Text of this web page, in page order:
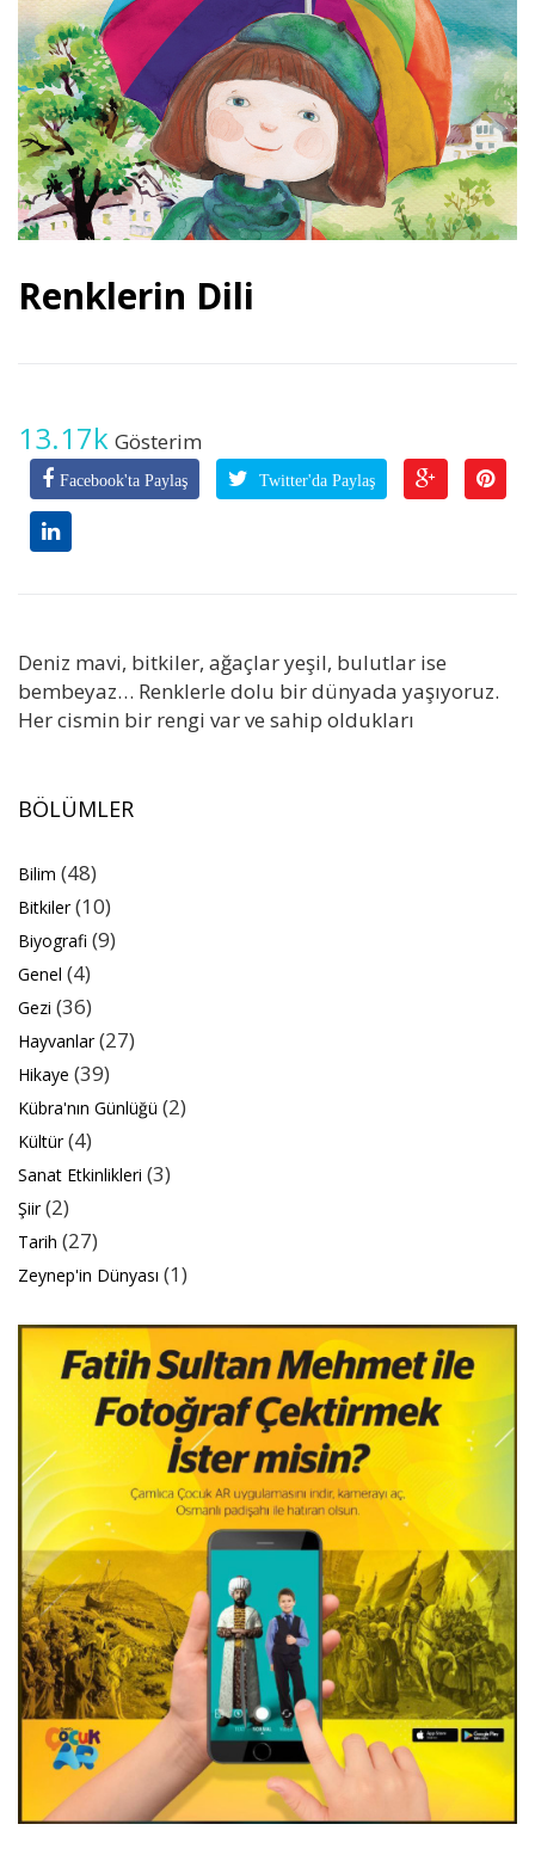
Renklerin Dili
13.17k Gösterim
Facebook'ta Paylaş Twitter'da Paylaş
Deniz mavi, bitkiler, ağaçlar yeşil, bulutlar ise
bembeyaz… Renklerle dolu bir dünyada yaşıyoruz.
Her cismin bir rengi var ve sahip oldukları
BÖLÜMLER
Bilim (48)
Bitkiler(10)
Biyografi (9)
Genel (4)
Gezi (36)
Hayvanlar(27)
Hikaye (39)
Kübra'nın Günlüğü (2)
Kültür(4)
Sanat Etkinlikleri (3)
Şiir(2)
Tarih (27)
Zeynep'in Dünyası (1)